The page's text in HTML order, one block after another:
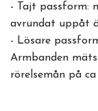
- Tajt passform:
avrundat uppåt
- Lösare
Armbanden
rörelsemån på ca